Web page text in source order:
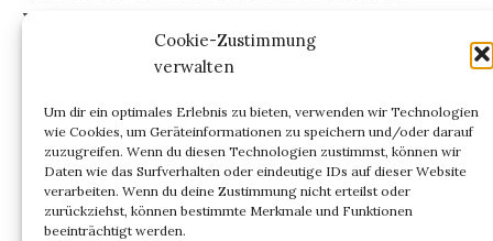
Cookie-Zustimmung
verwalten
Um dir ein optimales Erlebnis zu bieten, verwenden wir Technologien
wie Cookies, um Geräteinformationen zu speichern und/oder darauf
zuzugreifen. Wenn du diesen Technologien zustimmst, können wir
Daten wie das Surfverhalten oder eindeutige IDs auf dieser Website
verarbeiten. Wenn du deine Zustimmung nicht erteilst oder
zurückziehst, können bestimmte Merkmale und Funktionen
beeinträchtigt werden.
Wollust-Maschine
Gottes als Kreator und Lebensgestalter tritt
als Antrieb für die Maschine. Die
Maschine Mensch, an der sich auch heute noch
kritisch abgearbeitet wird, fällt mit der Wollust
als Antrieb relativ einfach aus im Text de la
Mettries. Ihr Funktionsablauf, um den Begriff
wieder zu gebrauchen, ist keinesfalls